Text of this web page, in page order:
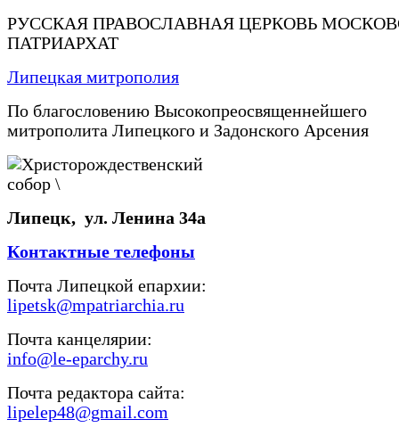
РУССКАЯ ПРАВОСЛАВНАЯ ЦЕРКОВЬ
ПАТРИАРХАТ
Липецкая митрополия
По благословению Высокопреосвященнейшего
митрополита Липецкого и Задонского Арсения
Липецк, ул. Ленина 34а
Контактные телефоны
Почта Липецкой епархии:
lipetsk@mpatriarchia.ru
Почта канцелярии:
info@le-eparchy.ru
Почта редактора сайта:
lipelep48@gmail.com